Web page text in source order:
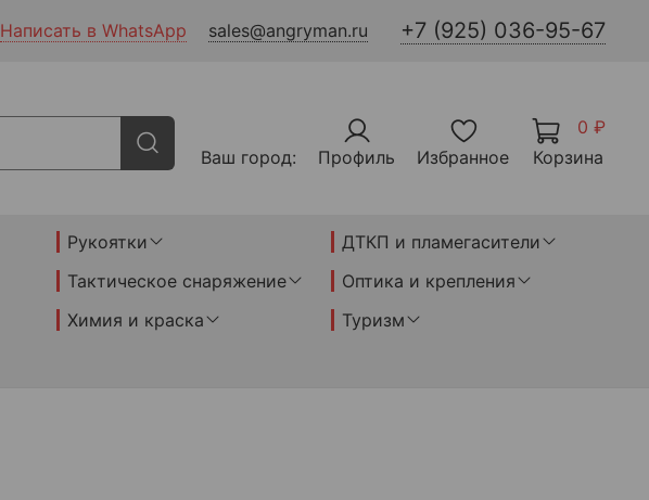
Написать в WhatsApp sales@angryman.ru +7 (925) 036-95-67
Ваш город: Профиль Избранное
0 ₽
Корзина
Рукоятки
ДТКП и пламегасители
Тактическое снаряжение
Оптика и крепления
Химия и краска
Туризм